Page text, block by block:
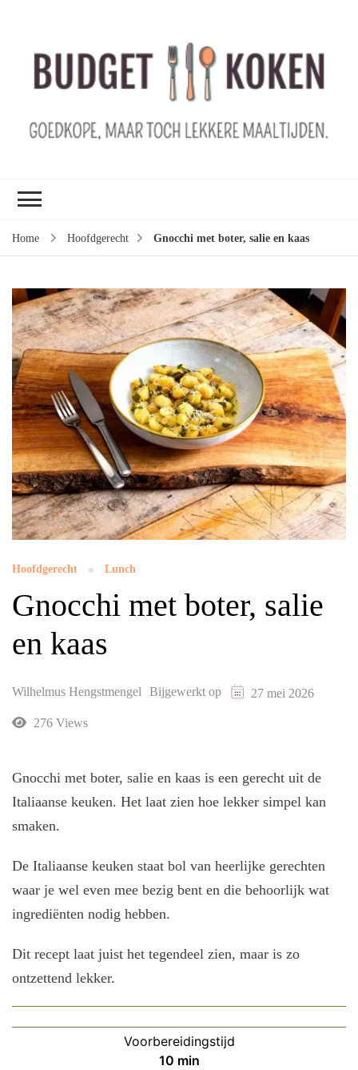
Home Hoofdgerecht Gnocchi met boter, salie en kaas
Hoofdgerecht Lunch
Gnocchi met boter, salie
en kaas
Wilhelmus Hengstmengel Bijgewerkt op 27 mei 2026
276 Views
Gnocchi met boter, salie en kaas is een gerecht uit de
Italiaanse keuken. Het laat zien hoe lekker simpel kan
smaken.
De Italiaanse keuken staat bol van heerlijke gerechten
waar je wel even mee bezig bent en die behoorlijk wat
ingrediënten nodig hebben.
Dit recept laat juist het tegendeel zien, maar is zo
ontzettend lekker.
Voorbereidingstijd
10minuten
min